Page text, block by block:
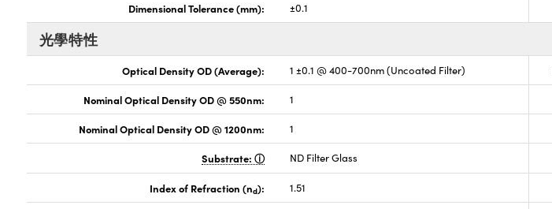
Dimensional Tolerance (mm): ±0.1
光學特性
Optical Density OD (Average): 1 ±0.1 @ 400-700nm (Uncoated Filter)
Nominal Optical Density OD @ 550nm: 1
Nominal Optical Density OD @ 1200nm: 1
Substrate: ND Filter Glass
Index of Refraction (nd): 1.51